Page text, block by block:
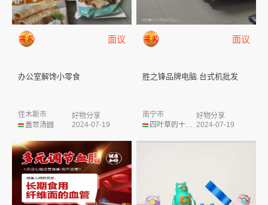
面议
办公室解馋小零食
盖世汤圆
佳木斯市
好物分享
2024-07-19
面议
胜之锋品牌电脑.台式机批发
四叶草的十年之约
南宁市
好物分享
2024-07-19